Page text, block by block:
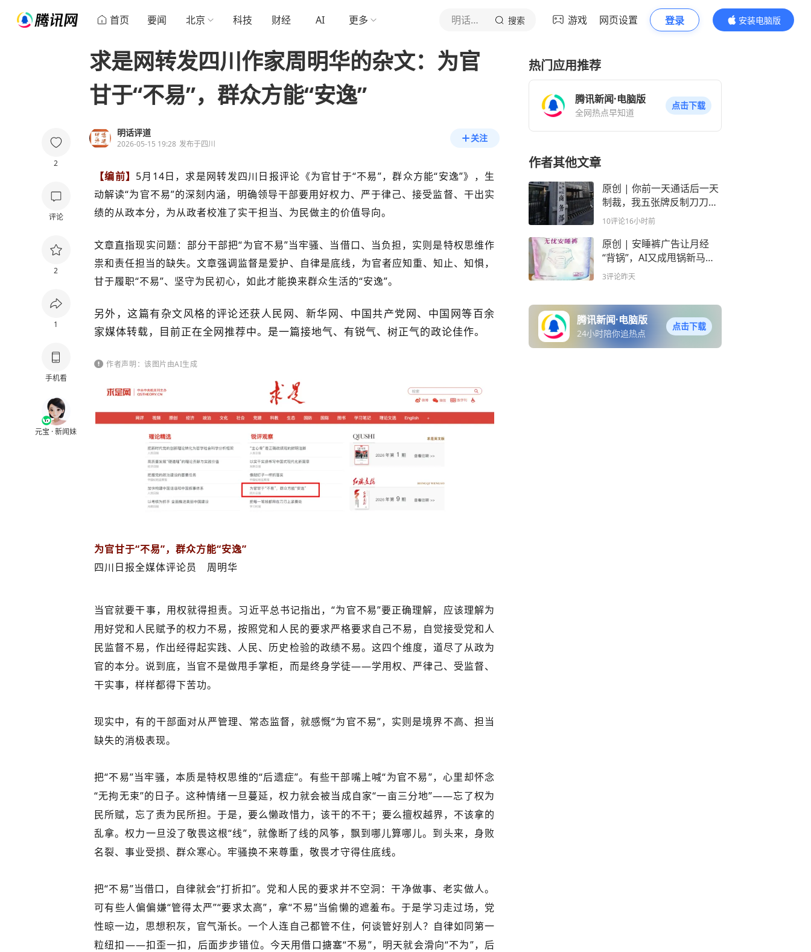
首页 要闻 北京 科技 财经 AI 更多 明话评道 搜索 游戏 网页设置 登录
安装电脑版
内容更精彩
2
评论
2
1
手机看
元宝 · 新闻妹
求是网转发四川作家周明华的杂文：为官
甘于“不易”，群众方能“安逸”
明话评道
2026-05-15 19:28 发布于四川
关注
【编前】 5月14日，求是网转发四川日报评论《为官甘于“不易”，群众方能“安逸”》，生
动解读“为官不易”的深刻内涵，明确领导干部要用好权力、严于律己、接受监督、干出实
绩的从政本分，为从政者校准了实干担当、为民做主的价值导向。
文章直指现实问题：部分干部把“为官不易”当牢骚、当借口、当负担，实则是特权思维作
祟和责任担当的缺失。文章强调监督是爱护、自律是底线，为官者应知重、知止、知惧，
甘于履职“不易”、坚守为民初心，如此才能换来群众生活的“安逸”。
另外，这篇有杂文风格的评论还获人民网、新华网、中国共产党网、中国网等百余
家媒体转载，目前正在全网推荐中。是一篇接地气、有锐气、树正气的政论佳作。
作者声明：该图片由AI生成
为官甘于“不易”，群众方能“安逸”
四川日报全媒体评论员 周明华
当官就要干事，用权就得担责。习近平总书记指出，“为官不易”要正确理解，应该理解为
用好党和人民赋予的权力不易，按照党和人民的要求严格要求自己不易，自觉接受党和人
民监督不易，作出经得起实践、人民、历史检验的政绩不易。这四个维度，道尽了从政为
官的本分。说到底，当官不是做甩手掌柜，而是终身学徒——学用权、严律己、受监督、
干实事，样样都得下苦功。
现实中，有的干部面对从严管理、常态监督，就感慨“为官不易”，实则是境界不高、担当
缺失的消极表现。
把“不易”当牢骚，本质是特权思维的“后遗症”。有些干部嘴上喊“为官不易”，心里却怀念
“无拘无束”的日子。这种情绪一旦蔓延，权力就会被当成自家“一亩三分地”——忘了权为
民所赋，忘了责为民所担。于是，要么懒政惜力，该干的不干；要么擅权越界，不该拿的
乱拿。权力一旦没了敬畏这根“线”，就像断了线的风筝，飘到哪儿算哪儿。到头来，身败
名裂、事业受损、群众寒心。牢骚换不来尊重，敬畏才守得住底线。
把“不易”当借口，自律就会“打折扣”。党和人民的要求并不空洞：干净做事、老实做人。
可有些人偏偏嫌“管得太严”“要求太高”，拿“不易”当偷懒的遮羞布。于是学习走过场，党
性晾一边，思想积灰，官气渐长。一个人连自己都管不住，何谈管好别人？自律如同第一
粒纽扣——扣歪一扣，后面步步错位。今天用借口搪塞“不易”，明天就会滑向“不为”，后
热门应用推荐
腾讯新闻·电脑版
全网热点早知道
点击下载
作者其他文章
原创 | 你前一天通话后一天
制裁，我五张牌反制刀刀见
血，有一招美国都没料到 |
10评论16小时前
原创 | 安睡裤广告让月经
“背锅”，AI又成甩锅新马
甲，这届品牌的脸呢？| 明
3评论昨天
腾讯新闻·电脑版
24小时陪你追热点
点击下载